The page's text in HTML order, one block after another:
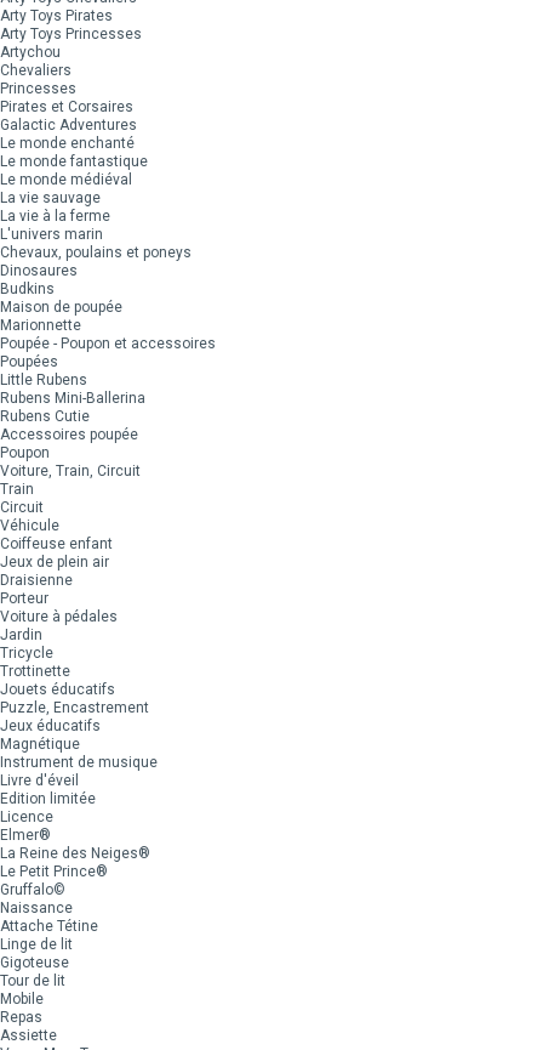
Arty Toys Pirates
Arty Toys Princesses
Artychou
Chevaliers
Princesses
Pirates et Corsaires
Galactic Adventures
Le monde enchanté
Le monde fantastique
Le monde médiéval
La vie sauvage
La vie à la ferme
L'univers marin
Chevaux, poulains et poneys
Dinosaures
Budkins
Maison de poupée
Marionnette
Poupée - Poupon et accessoires
Poupées
Little Rubens
Rubens Mini-Ballerina
Rubens Cutie
Accessoires poupée
Poupon
Voiture, Train, Circuit
Train
Circuit
Véhicule
Coiffeuse enfant
Jeux de plein air
Draisienne
Porteur
Voiture à pédales
Jardin
Tricycle
Trottinette
Jouets éducatifs
Puzzle, Encastrement
Jeux éducatifs
Magnétique
Instrument de musique
Livre d'éveil
Edition limitée
Licence
Elmer®
La Reine des Neiges®
Le Petit Prince®
Gruffalo©
Naissance
Attache Tétine
Linge de lit
Gigoteuse
Tour de lit
Mobile
Repas
Assiette